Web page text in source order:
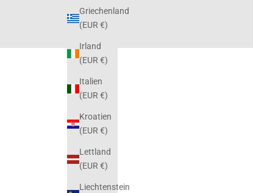
Griechenland
(EUR €)
Irland
(EUR €)
Italien
(EUR €)
Kroatien
(EUR €)
Lettland
(EUR €)
Liechtenstein